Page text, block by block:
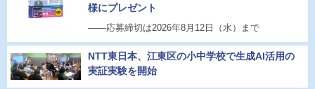
様にプレゼント
――応募締切は2026年8月12日（水）まで
NTT東日本、江東区の小中学校で生成AI活用の
実証実験を開始